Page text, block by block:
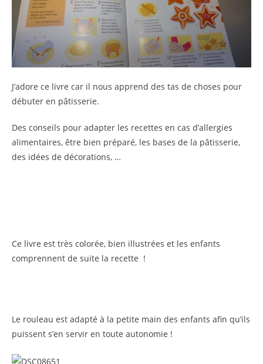
J’adore ce livre car il nous apprend des tas de choses pour
débuter en pâtisserie.
Des conseils pour adapter les recettes en cas d’allergies
alimentaires, être bien préparé, les bases de la pâtisserie,
des idées de décorations, …
Ce livre est très colorée, bien illustrées et les enfants
comprennent de suite la recette !
Le rouleau est adapté à la petite main des enfants afin qu’ils
puissent s’en servir en toute autonomie !